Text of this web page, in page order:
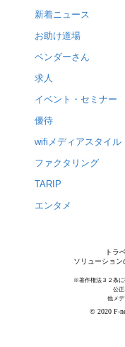
新着ニュース
お助け道場
ベンダーさん
求人
イベント・セミナー
優待
wifiメディアスタイル
ファクタリング
TARIP
エンタメ
トラ
ソリューション
※著作権法３２条に
公
他メデ
© 2020 F-